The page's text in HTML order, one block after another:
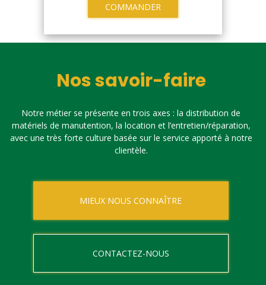
COMMANDER
Nos savoir-faire
Notre métier se présente en trois axes : la distribution de
matériels de manutention, la location et l’entretien/réparation,
avec une très forte culture basée sur le service apporté à notre
clientèle.
MIEUX NOUS CONNAÎTRE
CONTACTEZ-NOUS